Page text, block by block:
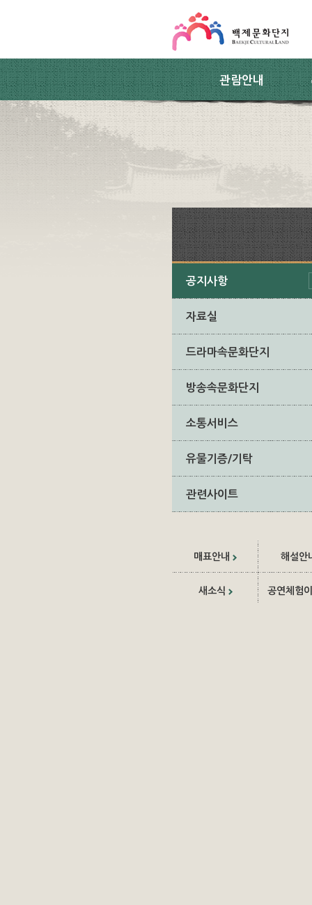
관람안내
공지사항
자료실
드라마속문화단지
방송속문화단지
소통서비스
유물기증/기탁
관련사이트
매표안내 해설안
새소식 공연체험